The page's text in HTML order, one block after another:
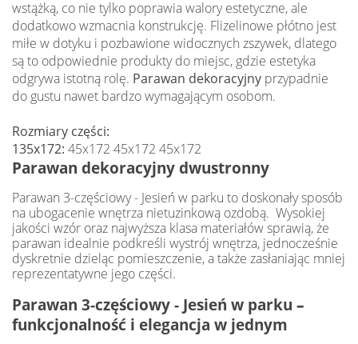
wstążką, co nie tylko poprawia walory estetyczne, ale
dodatkowo wzmacnia konstrukcję. Flizelinowe płótno jest
miłe w dotyku i pozbawione widocznych zszywek, dlatego
są to odpowiednie produkty do miejsc, gdzie estetyka
odgrywa istotną rolę. Parawan dekoracyjny przypadnie
do gustu nawet bardzo wymagającym osobom.
Rozmiary części:
135x172: 45x172 45x172 45x172
Parawan dekoracyjny dwustronny
Parawan 3-częściowy - Jesień w parku to doskonały sposób
na ubogacenie wnętrza nietuzinkową ozdobą. Wysokiej
jakości wzór oraz najwyższa klasa materiałów sprawią, że
parawan idealnie podkreśli wystrój wnętrza, jednocześnie
dyskretnie dzieląc pomieszczenie, a także zasłaniając mniej
reprezentatywne jego części.
Parawan 3-częściowy - Jesień w parku –
funkcjonalność i elegancja w jednym